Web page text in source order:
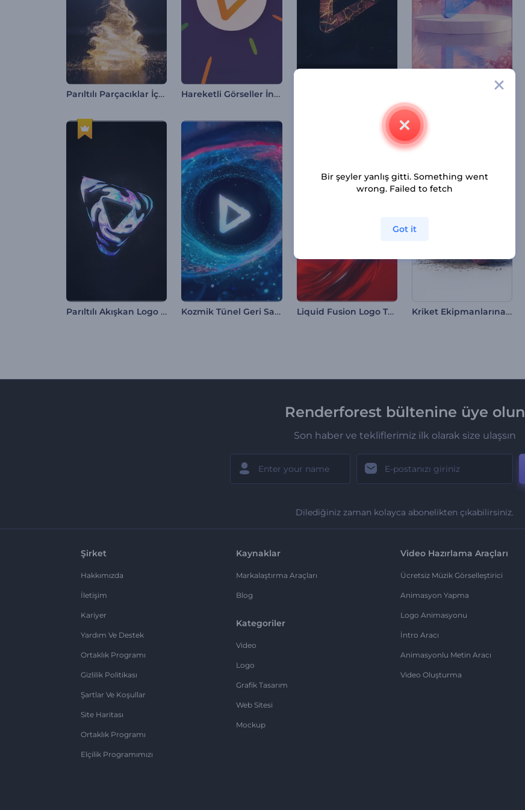
Parıltılı Parçacıklar İçeren Ağaç İntro Hareketli Görseller İntro
Parıltılı Akışkan Logo Gösterimi Kozmik Tünel Geri Sayım İntro Liquid Fusion Logo Tanıtımı Kriket Ekipmanlarına Giriş
Renderforest bültenine üye olun
Son haber ve tekliflerimiz ilk olarak size ulaşsın
Dilediğiniz zaman kolayca abonelikten çıkabilirsiniz.
Şirket
Hakkımızda
İletişim
Kariyer
Yardım Ve Destek
Ortaklık Programı
Gizlilik Politikası
Şartlar Ve Koşullar
Site Haritası
Ortaklık Programı
Elçilik Programımızı
Kaynaklar
Markalaştırma Araçları
Blog
Kategoriler
Video
Logo
Grafik Tasarım
Web Sitesi
Mockup
Video Hazırlama Araçları
Ücretsiz Müzik Görselleştirici
Animasyon Yapma
Logo Animasyonu
İntro Aracı
Animasyonlu Metin Aracı
Video Oluşturma
Bir şeyler yanlış gitti. Something went
wrong. Failed to fetch
Got it